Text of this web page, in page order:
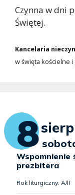
Czynna w dni
Świętej.
Kancelaria
w święta kościelne